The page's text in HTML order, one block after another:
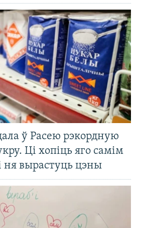
ў Расею рэкордную
Ці хопіць яго самім
ня вырастуць цэны